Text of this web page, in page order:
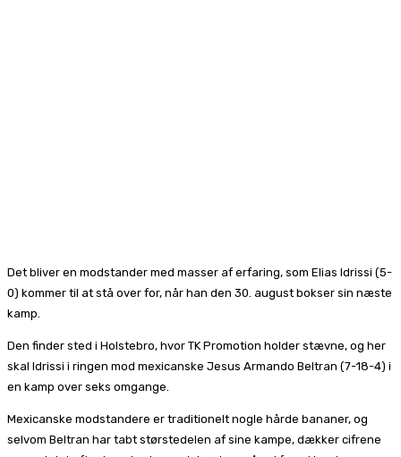
Det bliver en modstander med masser af erfaring, som Elias Idrissi (5-
0) kommer til at stå over for, når han den 30. august bokser sin næste
kamp.
Den finder sted i Holstebro, hvor TK Promotion holder stævne, og her
skal Idrissi i ringen mod mexicanske Jesus Armando Beltran (7-18-4) i
en kamp over seks omgange.
Mexicanske modstandere er traditionelt nogle hårde bananer, og
selvom Beltran har tabt størstedelen af sine kampe, dækker cifrene